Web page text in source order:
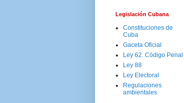
Legislación Cubana
Constituciones de
Cuba
Gaceta Oficial
Ley 62. Código Penal
Ley 88
Ley Electoral
Regulaciones
ambientales